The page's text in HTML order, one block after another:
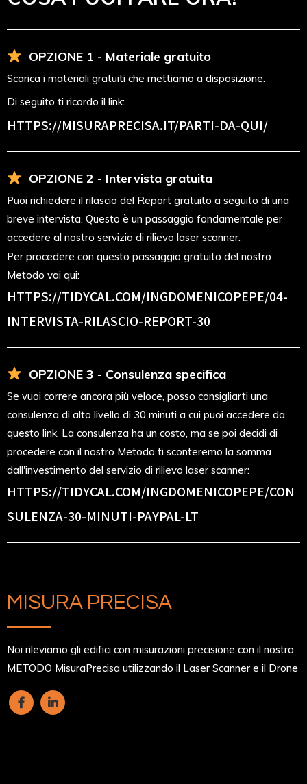
OPZIONE 1 - Materiale gratuito
Scarica i materiali gratuiti che mettiamo a disposizione.
Di seguito ti ricordo il link:
HTTPS://MISURAPRECISA.IT/PARTI-DA-QUI/
OPZIONE 2 - Intervista gratuita
Puoi richiedere il rilascio del Report gratuito a seguito di una
breve intervista. Questo è un passaggio fondamentale per
accedere al nostro servizio di rilievo laser scanner.
Per procedere con questo passaggio gratuito del nostro
Metodo vai qui:
HTTPS://TIDYCAL.COM/INGDOMENICOPEPE/04-
INTERVISTA-RILASCIO-REPORT-30
OPZIONE 3 - Consulenza specifica
Se vuoi correre ancora più veloce, posso consigliarti una
consulenza di alto livello di 30 minuti a cui puoi accedere da
questo link. La consulenza ha un costo, ma se poi decidi di
procedere con il nostro Metodo ti sconteremo la somma
dall'investimento del servizio di rilievo laser scanner:
HTTPS://TIDYCAL.COM/INGDOMENICOPEPE/CON
SULENZA-30-MINUTI-PAYPAL-LT
MISURA PRECISA
Noi rileviamo gli edifici con misurazioni precisione con il nostro
METODO MisuraPrecisa utilizzando il Laser Scanner e il Drone